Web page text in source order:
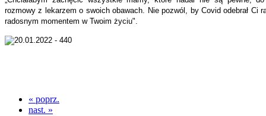
rozmowy z lekarzem o swoich obawach. Nie pozwól, by Covid odebrał Ci
radosnym momentem w Twoim życiu".
« poprz.
nast. »